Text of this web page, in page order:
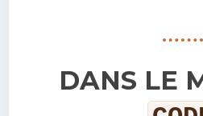
DANS LE